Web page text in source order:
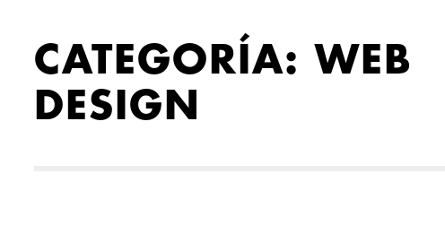
CATEGORÍA: WEB
DESIGN